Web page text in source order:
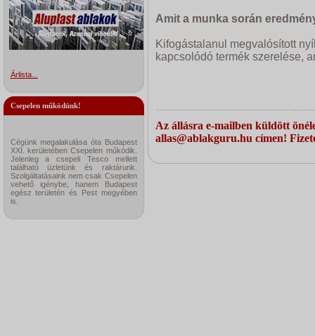
Árlista...
Csepelen működünk!
Cégünk megalakulása óta Budapest
XXI. kerületében Csepelen működik.
Jelenleg a csepeli Tesco mellett
található üzletünk és raktárunk.
Szolgáltatásaink nem csak Csepelen
vehető igénybe, hanem Budapest
egész területén és Pest megyében
is.
Amit a munka során
Kifogástalanul megvalósított
kapcsolódó termék szerelése,
Az állásra e-mailben küldött
allas@ablakguru.hu címen!